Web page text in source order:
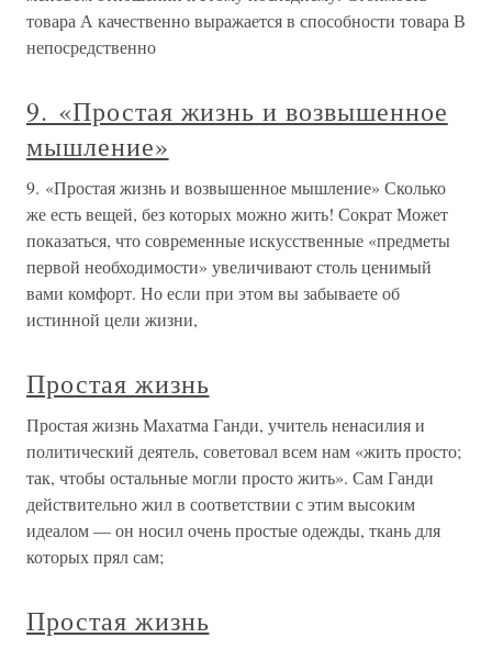
товара А качественно выражается в способности товара В
непосредственно
9. «Простая жизнь и возвышенное
мышление»
9. «Простая жизнь и возвышенное мышление» Сколько
же есть вещей, без которых можно жить! Сократ Может
показаться, что современные искусственные «предметы
первой необходимости» увеличивают столь ценимый
вами комфорт. Но если при этом вы забываете об
истинной цели жизни,
Простая жизнь
Простая жизнь Махатма Ганди, учитель ненасилия и
политический деятель, советовал всем нам «жить просто;
так, чтобы остальные могли просто жить». Сам Ганди
действительно жил в соответствии с этим высоким
идеалом — он носил очень простые одежды, ткань для
которых прял сам;
Простая жизнь